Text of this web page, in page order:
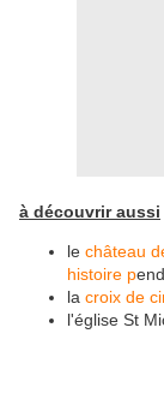
à découvrir aussi
le château
histoire p
la croix de
l'église St